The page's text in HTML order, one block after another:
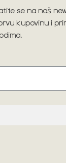
se na naš
kupovinu i